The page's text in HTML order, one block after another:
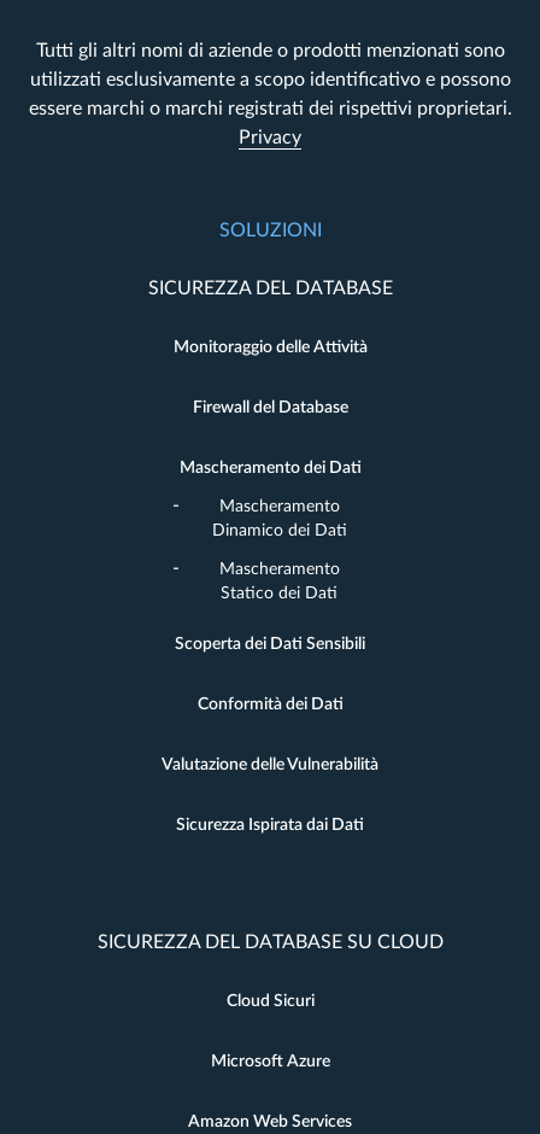
Tutti gli altri nomi di aziende o prodotti menzionati sono
utilizzati esclusivamente a scopo identificativo e possono
essere marchi o marchi registrati dei rispettivi proprietari.
Privacy
SOLUZIONI
SICUREZZA DEL DATABASE
Monitoraggio delle Attività
Firewall del Database
Mascheramento dei Dati
Mascheramento
Dinamico dei Dati
Mascheramento
Statico dei Dati
Scoperta dei Dati Sensibili
Conformità dei Dati
Valutazione delle Vulnerabilità
Sicurezza Ispirata dai Dati
SICUREZZA DEL DATABASE SU CLOUD
Cloud Sicuri
Microsoft Azure
Amazon Web Services